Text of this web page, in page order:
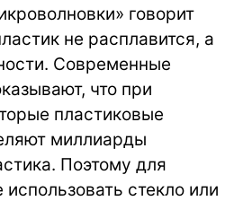
говорит
не расплавится, а
Современные
что при
пластиковые
миллиарды
Поэтому для
стекло или